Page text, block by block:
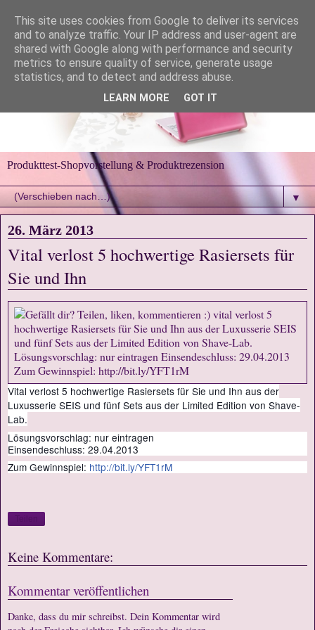
Produkttest-Shopvorstellung & Produktrezension
▼
26. März 2013
Vital verlost 5 hochwertige Rasiersets für
Sie und Ihn
Vital verlost 5 hochwertige Rasiersets für Sie und Ihn aus der
Luxusserie SEIS und fünf Sets aus der Limited Edition von Shave-
Lab.
Lösungsvorschlag: nur eintragen
Einsendeschluss: 29.04.2013
Zum Gewinnspiel: http://bit.ly/YFT1rM
Keine Kommentare:
Kommentar veröffentlichen
Danke, dass du mir schreibst. Dein Kommentar wird
This site uses cookies from Google to deliver its services
and to analyze traffic. Your IP address and user-agent are
shared with Google along with performance and security
metrics to ensure quality of service, generate usage
statistics, and to detect and address abuse.
LEARN MORE GOT IT